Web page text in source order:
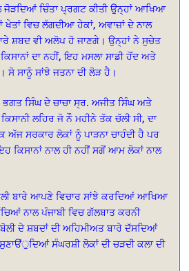
ਜੋੜਦਿਆਂ ਚਿੰਤਾ ਪ੍ਰਗਟ ਕੀਤੀ ਉਨ੍ਹਾਂ ਆਖਿਆ
ਖੇਤਾਂ ਵਿਚ ਲੱਗਦੀਆ ਹੇਕਾਂ, ਅਵਾਜ਼ਾਂ ਦੇ ਨਾਲ
ਸ਼ਬਦ ਵੀ ਅਲੋਪ ਹੋ ਜਾਣਗੇ। ਉਨ੍ਹਾਂ ਨੇ ਸੁਚੇਤ
ਦਾ ਨਹੀਂ, ਇਹ ਮਸਲਾ ਸਾਡੀ ਹੋਂਦ ਅਤੇ
ਸੋ ਸਾਨੂੰ ਸਾਂਝੇ ਜਤਨਾ ਦੀ ਲੋੜ ਹੈ।
ਸਿੰਘ ਦੇ ਚਾਚਾ ਸ੍ਰ. ਅਜੀਤ ਸਿੰਘ ਅਤੇ
ਲਹਿਰ ਜੋ ਨੌ ਮਹੀਨੇ ਤੱਕ ਚੱਲੀ ਸੀ, ਦਾ
ਸਰਕਾਰ ਲੋਕਾਂ ਨੂੰ ਪਾੜਨਾ ਚਾਹੰਦੀ ਹੈ ਪਰ
ਕਿਸਾਨਾਂ ਨਾਲ ਹੀ ਨਹੀਂ ਸਗੋਂ ਆਮ ਲੋਕਾਂ ਨਾਲ
ਬਾਰੇ ਆਪਣੇ ਵਿਚਾਰ ਸਾਂਝੇ ਕਰਦਿਆਂ ਆਖਿਆ
ਨਾਲ ਪੰਜਾਬੀ ਵਿਚ ਗੱਲਬਾਤ ਕਰਨੀ
ਬੋਲੀ ਦੇ ਸ਼ਬਦਾਂ ਦੀ ਅਹਿਮੀਅਤ ਬਾਰੇ ਦੱਸਦਿਆਂ
ਸੁਣਾੳਂੁਦਿਆਂ ਸੰਘਰਸ਼ੀ ਲੋਕਾਂ ਦੀ ਚੜਦੀ ਕਲਾ ਦੀ